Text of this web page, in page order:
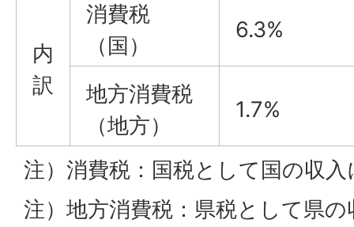
内
訳
消費税
（国）
6.3%
地方消費税
（地方）
1.7%
注）消費税：国税として国の収
注）地方消費税：県税として県